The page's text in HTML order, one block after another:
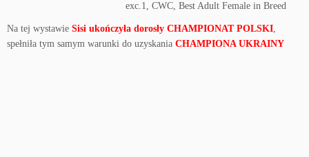
exc.1, CWC, Best Adult Female in Breed
Na tej wystawie Sisi ukończyła dorosły CHAMPIONAT POLSKI,
spełniła tym samym warunki do uzyskania CHAMPIONA UKRAINY